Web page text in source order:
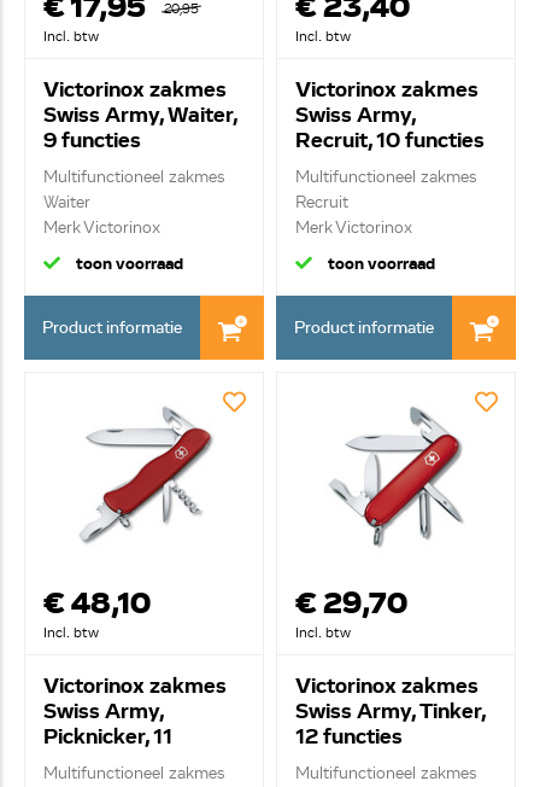
20,95
Incl. btw
Victorinox zakmes
Swiss Army, Waiter,
9 functies
0.3303.B1
Multifunctioneel zakmes
Waiter
Merk Victorinox
9 functies
toon voorraad
Product informatie
Incl. btw
Victorinox zakmes
Swiss Army,
Recruit, 10 functies
0.2503.B1
Multifunctioneel zakmes
Recruit
Merk Victorinox
10 functie...
toon voorraad
Product informatie
€ 48,10
Incl. btw
Victorinox zakmes
Swiss Army,
Picknicker, 11
functies 0.8353.B1
Multifunctioneel zakmes
€ 29,70
Incl. btw
Victorinox zakmes
Swiss Army, Tinker,
12 functies
1.4603.B1
Multifunctioneel zakmes